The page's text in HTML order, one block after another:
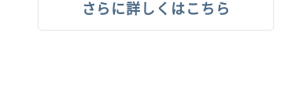
さらに詳しくはこちら